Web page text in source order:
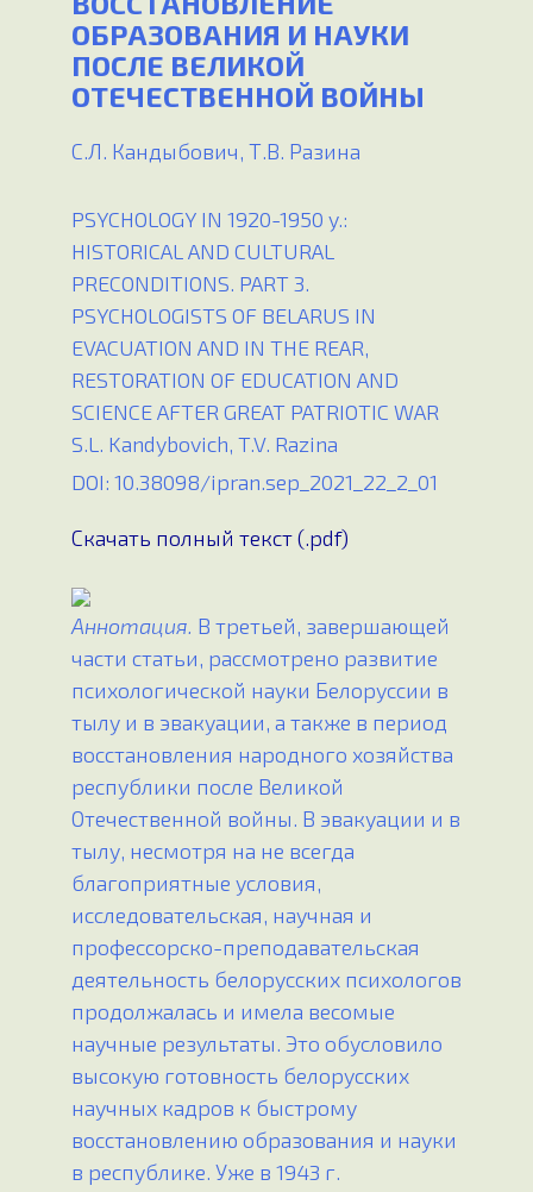
ОБРАЗОВАНИЯ И НАУКИ
ПОСЛЕ ВЕЛИКОЙ
ОТЕЧЕСТВЕННОЙ ВОЙНЫ
С.Л. Кандыбович, Т.В. Разина
PSYCHOLOGY IN 1920-1950 y.:
HISTORICAL AND CULTURAL
PRECONDITIONS. PART 3.
PSYCHOLOGISTS OF BELARUS IN
EVACUATION AND IN THE REAR,
RESTORATION OF EDUCATION AND
SCIENCE AFTER GREAT PATRIOTIC WAR
S.L. Kandybovich, T.V. Razina
DOI: 10.38098/ipran.sep_2021_22_2_01
Скачать полный текст (.pdf)
Аннотация. В третьей, завершающей
части статьи, рассмотрено развитие
психологической науки Белоруссии в
тылу и в эвакуации, а также в период
восстановления народного хозяйства
республики после Великой
Отечественной войны. В эвакуации и в
тылу, несмотря на не всегда
благоприятные условия,
исследовательская, научная и
профессорско-преподавательская
деятельность белорусских психологов
продолжалась и имела весомые
научные результаты. Это обусловило
высокую готовность белорусских
научных кадров к быстрому
восстановлению образования и науки
в республике. Уже в 1943 г.